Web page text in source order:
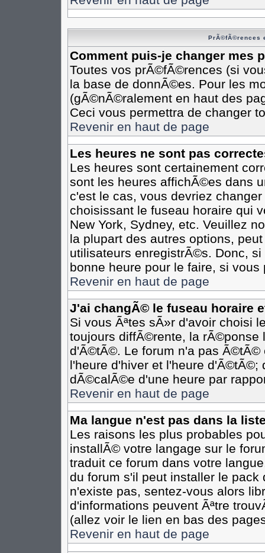
PrÃ©fÃ©rences
Comment puis-je changer mes
Toutes vos prÃ©fÃ©rences (si
la base de donnÃ©es. Pour les
(gÃ©nÃ©ralement en haut des
Ceci vous permettra de changer
Revenir en haut de page
Les heures ne sont pas
Les heures sont certainement
sont les heures affichÃ©es dans
c'est le cas, vous devriez
choisissant le fuseau horaire qui
New York, Sydney, etc. Veuillez
la plupart des autres options,
utilisateurs enregistrÃ©s. Donc,
bonne heure pour le faire, si
Revenir en haut de page
J'ai changÃ© le fuseau horaire
Si vous Ãªtes sÃ»r d'avoir choisi
toujours diffÃ©rente, la
d'Ã©tÃ©. Le forum n'a pas Ã©tÃ©
l'heure d'hiver et l'heure
dÃ©calÃ©e d'une heure par
Revenir en haut de page
Ma langue n'est pas dans la
Les raisons les plus probables
installÃ© votre langage sur le
traduit ce forum dans votre
du forum s'il peut installer le
n'existe pas, sentez-vous alors
d'informations peuvent Ãªtre
(allez voir le lien en bas des
Revenir en haut de page